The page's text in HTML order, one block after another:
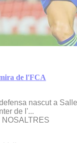
de l'FCA
nascut a
de l'...
NOSALTRES